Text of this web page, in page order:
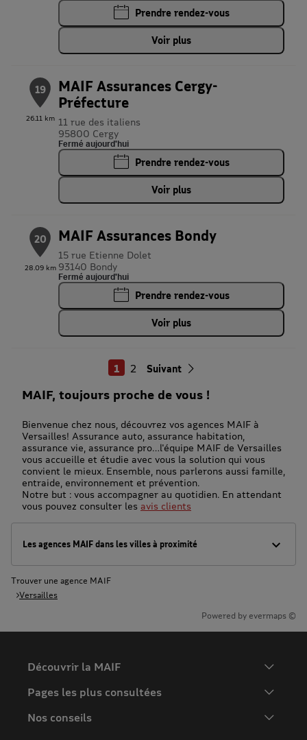
Prendre rendez-vous
Voir plus
19
26.11 km
MAIF Assurances Cergy-
Préfecture
11 rue des italiens
95800 Cergy
Fermé aujourd'hui
Prendre rendez-vous
Voir plus
20
28.09 km
MAIF Assurances Bondy
15 rue Etienne Dolet
93140 Bondy
Fermé aujourd'hui
Prendre rendez-vous
Voir plus
1 2 Suivant
MAIF, toujours proche de vous !
Bienvenue chez nous, découvrez vos agences MAIF à
Versailles! Assurance auto, assurance habitation,
assurance vie, assurance pro…l'équipe MAIF de Versailles
vous accueille et étudie avec vous la solution qui vous
convient le mieux. Ensemble, nous parlerons aussi famille,
entraide, environnement et prévention.
Notre but : vous accompagner au quotidien. En attendant
vous pouvez consulter les avis clients
Les agences MAIF dans les villes à proximité
Trouver une agence MAIF
Versailles
Powered by evermaps ©
Découvrir la MAIF
L'Entreprise
Espace presse
Pages les plus consultées
Assurance auto
Nos conseils